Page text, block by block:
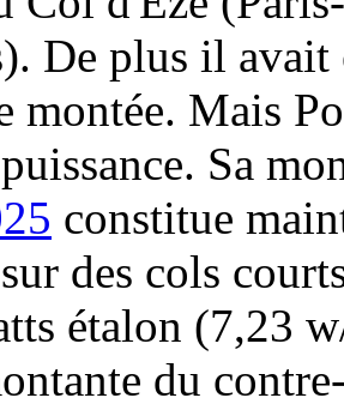
De plus il avait
montée. Mais
Sa
constitue
des cols
étalon (7,23
du